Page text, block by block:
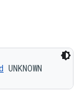
UNKNOWN